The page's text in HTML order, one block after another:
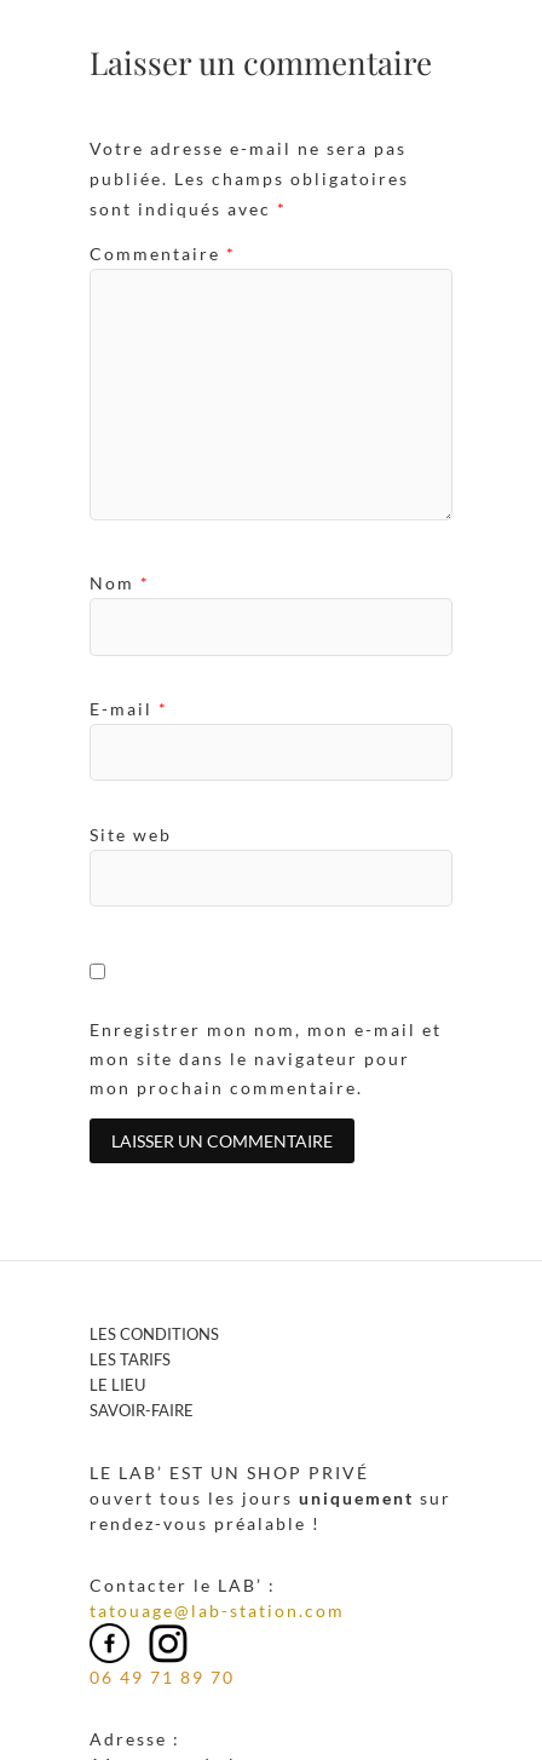
Laisser un commentaire
Votre adresse e-mail ne sera pas
publiée. Les champs obligatoires
sont indiqués avec *
Commentaire *
Nom *
E-mail *
Site web
Enregistrer mon nom, mon e-mail et
mon site dans le navigateur pour
mon prochain commentaire.
LES CONDITIONS
LES TARIFS
LE LIEU
SAVOIR-FAIRE
LE LAB’ EST UN SHOP PRIVÉ
ouvert tous les jours uniquement sur
rendez-vous préalable !
Contacter le LAB’ :
tatouage@lab-station.com
06 49 71 89 70
Adresse :